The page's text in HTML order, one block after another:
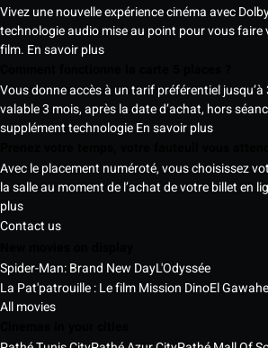
Vivez une nouvelle expérience cinéma avec
technologie audio mise au point pour vous
film. En savoir plus
Vous donne accès à un tarif préférentiel
valable 3 mois, après la date d’achat, hors
supplément technologieEn savoir plus
Avec le placement numéroté, vous choisissez
la salle au moment de l’achat de votre billet en
plus
Contact us
Spider-Man: Brand New DayL'Odyssée
La Pat'patrouille : Le film Mission Dino
All movies